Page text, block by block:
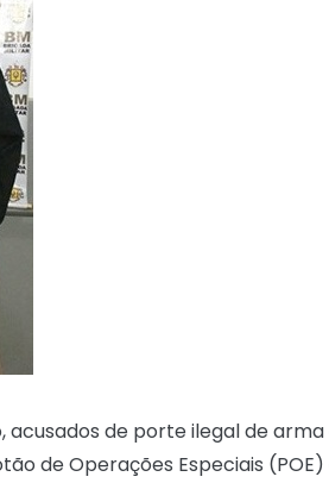
acusados de porte ilegal de arma
de Operações Especiais (POE)